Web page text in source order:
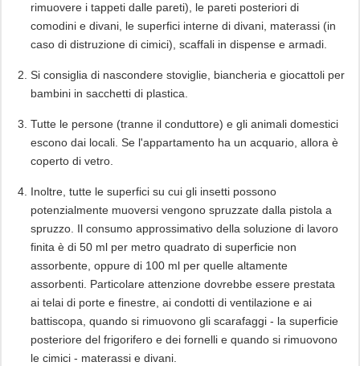
rimuovere i tappeti dalle pareti), le pareti posteriori di
comodini e divani, le superfici interne di divani, materassi (in
caso di distruzione di cimici), scaffali in dispense e armadi.
Si consiglia di nascondere stoviglie, biancheria e giocattoli per
bambini in sacchetti di plastica.
Tutte le persone (tranne il conduttore) e gli animali domestici
escono dai locali. Se l'appartamento ha un acquario, allora è
coperto di vetro.
Inoltre, tutte le superfici su cui gli insetti possono
potenzialmente muoversi vengono spruzzate dalla pistola a
spruzzo. Il consumo approssimativo della soluzione di lavoro
finita è di 50 ml per metro quadrato di superficie non
assorbente, oppure di 100 ml per quelle altamente
assorbenti. Particolare attenzione dovrebbe essere prestata
ai telai di porte e finestre, ai condotti di ventilazione e ai
battiscopa, quando si rimuovono gli scarafaggi - la superficie
posteriore del frigorifero e dei fornelli e quando si rimuovono
le cimici - materassi e divani.